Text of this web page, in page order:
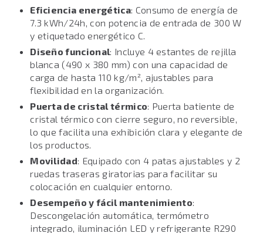
Eficiencia energética: Consumo de energía de
7.3 kWh/24h, con potencia de entrada de 300 W
y etiquetado energético C.
Diseño funcional: Incluye 4 estantes de rejilla
blanca (490 x 380 mm) con una capacidad de
carga de hasta 110 kg/m², ajustables para
flexibilidad en la organización.
Puerta de cristal térmico: Puerta batiente de
cristal térmico con cierre seguro, no reversible,
lo que facilita una exhibición clara y elegante de
los productos.
Movilidad: Equipado con 4 patas ajustables y 2
ruedas traseras giratorias para facilitar su
colocación en cualquier entorno.
Desempeño y fácil mantenimiento:
Descongelación automática, termómetro
integrado, iluminación LED y refrigerante R290